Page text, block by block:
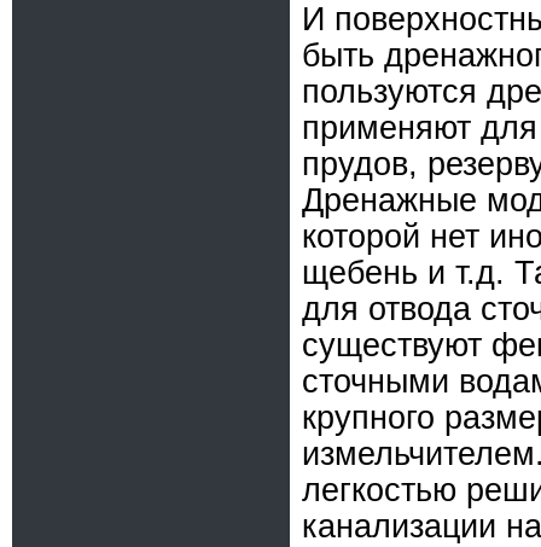
И
быть
пользуются
применяют для
прудов,
Дренажные
которой нет
щебень и т.д.
для отвода
существуют
сточными
крупного
легкостью
канализации